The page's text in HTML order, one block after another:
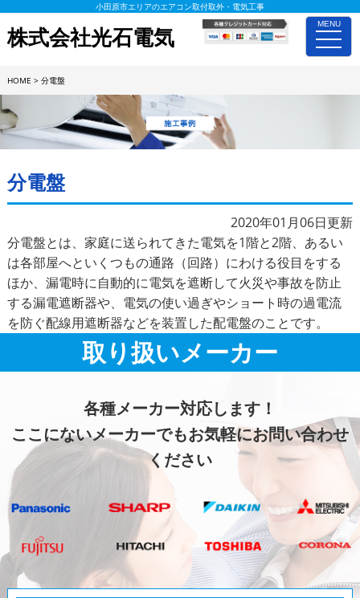
MENU
toggle
小田原市エリアのエアコン取付取外・電気工事
株式会社光石電気
HOME > 分電盤
分電盤
2020年01月06日更新
分電盤とは、家庭に送られてきた電気を1階と2階、あるい
は各部屋へといくつもの通路（回路）にわける役目をする
ほか、漏電時に自動的に電気を遮断して火災や事故を防止
する漏電遮断器や、電気の使い過ぎやショート時の過電流
を防ぐ配線用遮断器などを装置した配電盤のことです。
取り扱いメーカー
各種メーカー対応します！
ここにないメーカーでもお気軽にお問い合わせ
ください